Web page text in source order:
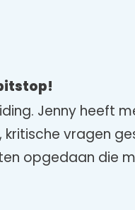
Jenny heeft
kritische vragen
opgedaan die